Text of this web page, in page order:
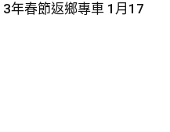
年春節返鄉專車 1月17